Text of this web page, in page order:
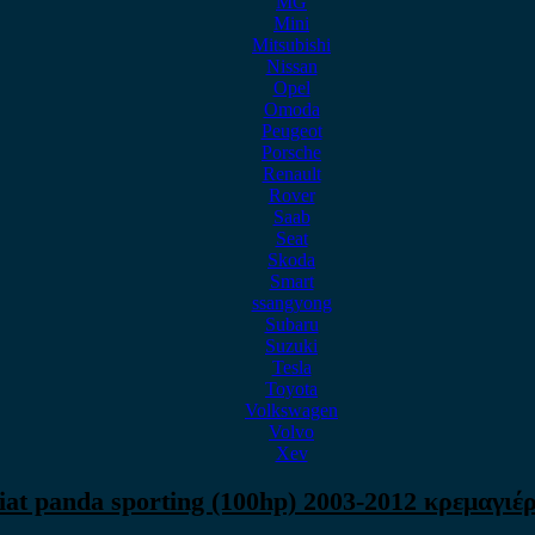
Mini
Mitsubishi
Nissan
Opel
Omoda
Peugeot
Porsche
Renault
Rover
Saab
Seat
Skoda
Smart
ssangyong
Subaru
Suzuki
Tesla
Toyota
Volkswagen
Volvo
Xev
panda sporting (100hp) 2003-2012